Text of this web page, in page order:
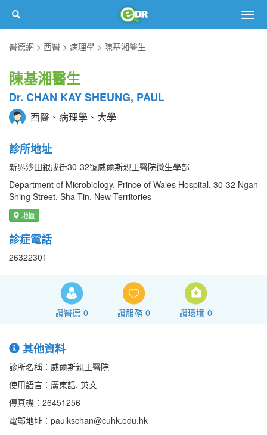
醫德網
西醫 病理學 陳基湘醫生
陳基湘醫生
Dr. CHAN KAY SHEUNG, PAUL
西醫、病理學、大學
診所地址
新界沙田銀成街30-32號威爾斯親王醫院微生學部
Department of Microbiology, Prince of Wales Hospital, 30-32 Ngan
Shing Street, Sha Tin, New Territories
地圖
診症電話
26322301
讚醫德 0 讚服務 0 讚環境 0
其他資料
診所名稱：威爾斯親王醫院
使用語言：廣東話, 英文
傳真機：26451256
電郵地址：paulkschan@cuhk.edu.hk